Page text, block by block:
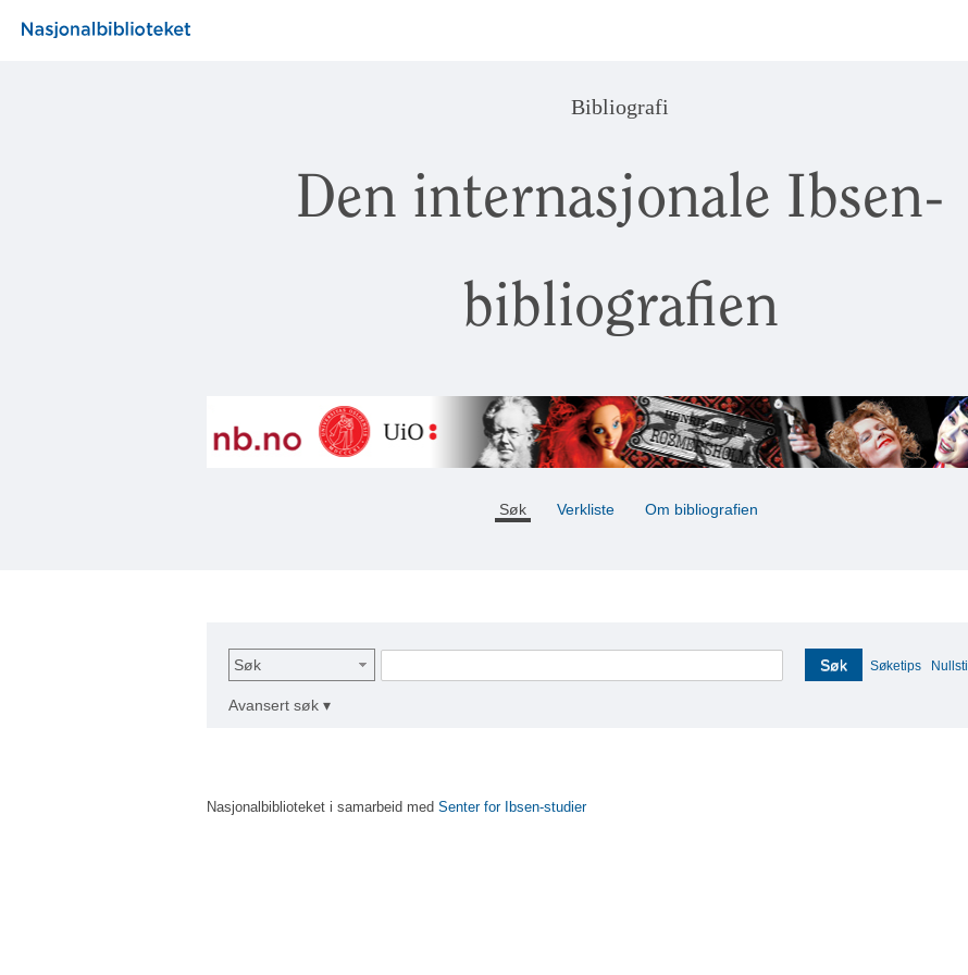
Bibliografi
Den internasjonale Ibsen-
bibliografien
Søk Verkliste Om bibliografien
Søk Søk Søketips Nullstill
Avansert søk ▾
Nasjonalbiblioteket i samarbeid med Senter for Ibsen-studier